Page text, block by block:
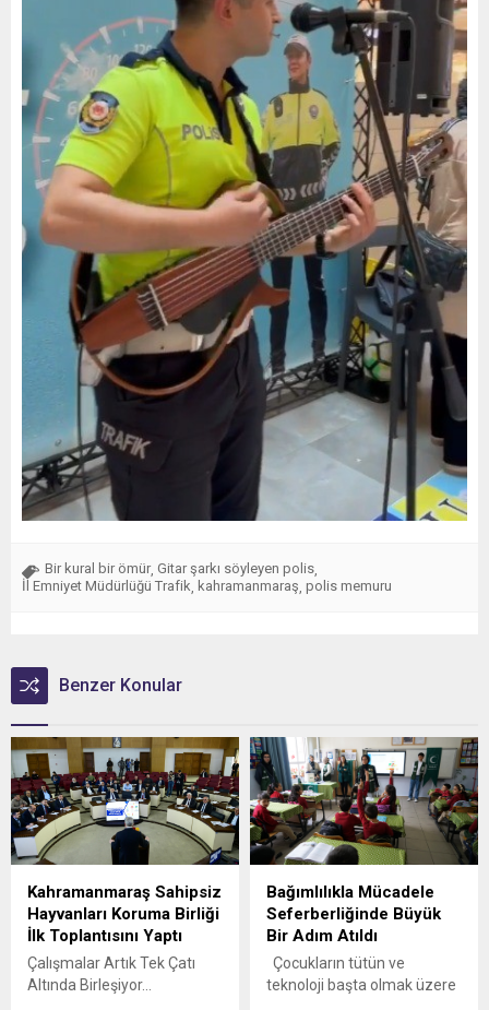
Bir kural bir ömür Gitar şarkı söyleyen polis
İl Emniyet Müdürlüğü Trafik kahramanmaraş polis memuru
Benzer Konular
Kahramanmaraş Sahipsiz
Hayvanları Koruma Birliği
İlk Toplantısını Yaptı
Çalışmalar Artık Tek Çatı
Altında Birleşiyor…
Bağımlılıkla Mücadele
Seferberliğinde Büyük
Bir Adım Atıldı
Çocukların tütün ve
teknoloji başta olmak üzere